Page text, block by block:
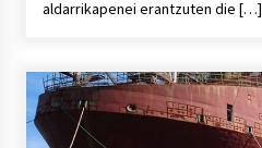
2026/07/09
aldarrikapenei erantzuten die […]